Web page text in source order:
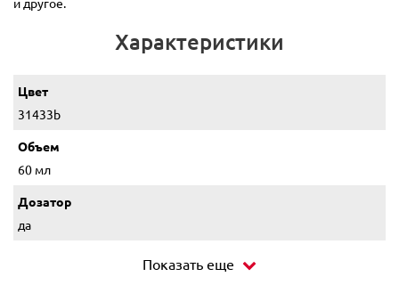
Характеристики
Цвет
31433b
Объем
60 мл
Дозатор
да
Показать еще